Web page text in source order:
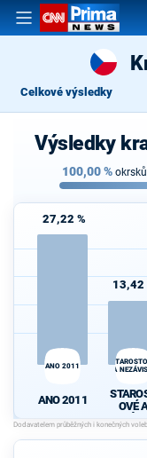
Celkové výsledky
Výsledky
100,00%
27,22 %
ANO 2011
ANO 2011
13,42
A
OVÉ A
Í